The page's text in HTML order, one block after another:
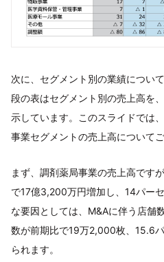
次に、セグメント別の業績につい
段の表はセグメント別の売上高を
示しています。このスライドでは
事業セグメントの売上高についてご
まず、調剤薬局事業の売上高です
で17億3,200万円増加し、14パー
な要因としては、M&Aに伴う店舗
数が前期比で19万2,000枚、15.6
られます。